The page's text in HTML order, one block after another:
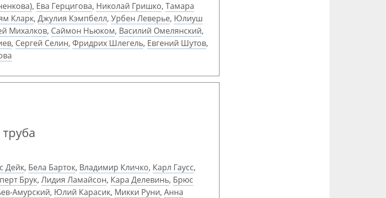
, Ева Герцигова, Николай Гришко, Тамара
Кларк, Джулия Кэмпбелл, Урбен Леверье, Юлиуш
Михалков, Саймон Ньюком, Василий Омелянский,
, Сергей Селин, Фридрих Шлегель, Евгений Шутов,
Дейк, Бела Барток, Владимир Кличко, Карл Гаусс,
Брук, Лидия Ламайсон, Кара Делевинь, Брюс
Амурский, Юлий Карасик, Микки Руни, Анна